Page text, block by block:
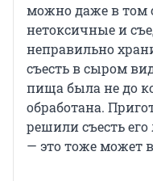
можно даже в том
нетоксичные и
неправильно
съесть в сыром
пища была не до
обработана.
решили съесть
— это тоже может